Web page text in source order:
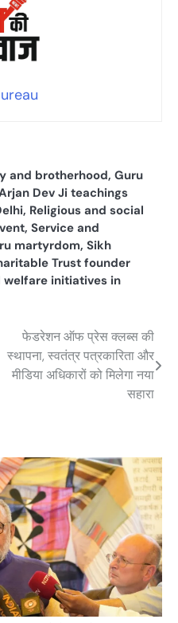
and brotherhood, Guru
Dev Ji teachings
, Religious and social
, Service and
martyrdom, Sikh
Trust founder
welfare initiatives in
फेडरेशन ऑफ प्रेस क्लब्स की
स्थापना, स्वतंत्र पत्रकारिता और
मीडिया अधिकारों को मिलेगा नया
सहारा